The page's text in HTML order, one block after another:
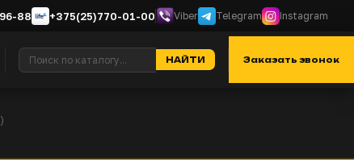
88 +375(25)770-01-00 Viber Telegram Instagram
Контакты Отзывы О нас
НАЙТИ Заказать звонок